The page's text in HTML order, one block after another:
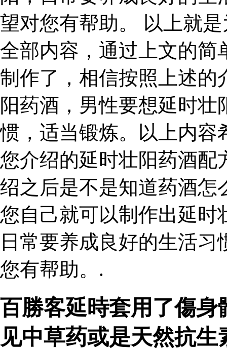
望对您有帮助。 以上就
全部内容，通过上文的简
制作了，相信按照上述的
阳药酒，男性要想延时
惯，适当锻炼。以上内容
您介绍的延时壮阳药酒配
绍之后是不是知道药酒怎
您自己就可以制作出延时
日常要养成良好的生活
您有帮助。.
百勝客延時套用了傷
见中草药或是天然抗生